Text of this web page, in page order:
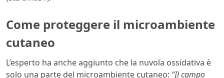
Come proteggere il microambiente
cutaneo
L’esperto ha anche aggiunto che la nuvola ossidativa è
solo una parte del microambiente cutaneo: “Il campo